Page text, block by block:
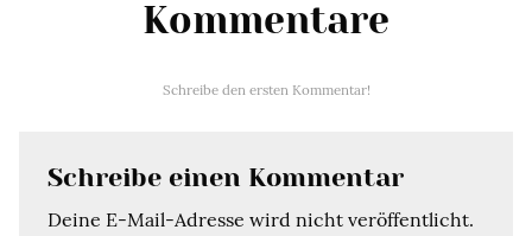
Kommentare
Schreibe den ersten Kommentar!
Schreibe einen Kommentar
Deine E-Mail-Adresse wird nicht veröffentlicht.